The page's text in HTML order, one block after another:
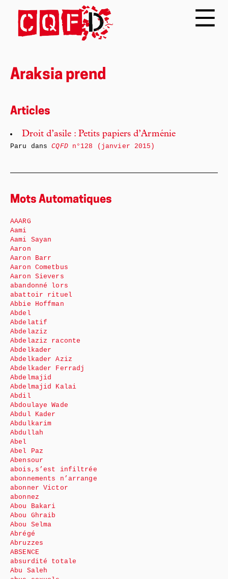
Araksia prend
Articles
Droit d’asile : Petits papiers d’Arménie
Paru dansCQFDn°128 (janvier 2015)
Mots Automatiques
AAARG
Aami
Aami Sayan
Aaron
Aaron Barr
Aaron Cometbus
Aaron Sievers
abandonné lors
abattoir rituel
Abbie Hoffman
Abdel
Abdelatif
Abdelaziz
Abdelaziz raconte
Abdelkader
Abdelkader Aziz
Abdelkader Ferradj
Abdelmajid
Abdelmajid Kalai
Abdil
Abdoulaye Wade
Abdul Kader
Abdulkarim
Abdullah
Abel
Abel Paz
Abensour
abois,s’est infiltrée
abonnements n’arrange
abonner Victor
abonnez
Abou Bakari
Abou Ghraib
Abou Selma
Abrégé
Abruzzes
ABSENCE
absurdité totale
Abu Saleh